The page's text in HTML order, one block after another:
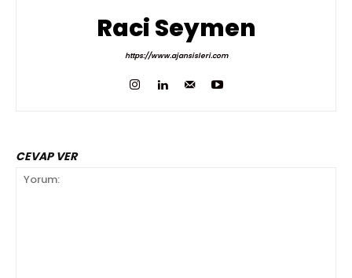
Raci Seymen
https://www.ajansisleri.com
CEVAP VER